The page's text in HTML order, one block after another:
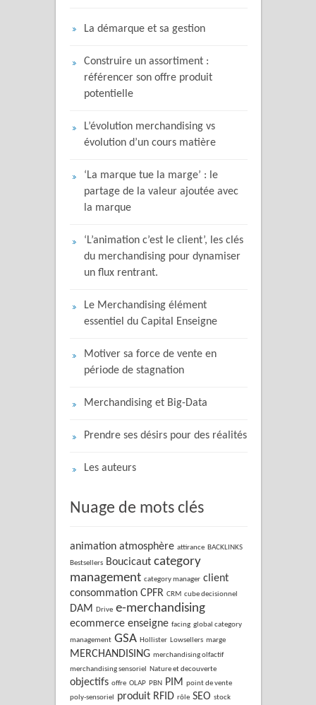
La démarque et sa gestion
Construire un assortiment :
référencer son offre produit
potentielle
L’évolution merchandising vs
évolution d’un cours matière
‘La marque tue la marge’ : le
partage de la valeur ajoutée avec
la marque
‘L’animation c’est le client’, les clés
du merchandising pour dynamiser
un flux rentrant.
Le Merchandising élément
essentiel du Capital Enseigne
Motiver sa force de vente en
période de stagnation
Merchandising et Big-Data
Prendre ses désirs pour des réalités
Les auteurs
Nuage de mots clés
animation atmosphère attirance BACKLINKS
Bestsellers Boucicaut category
management category manager client
consommation CPFR CRM cube decisionnel
DAM Drive e-merchandising
ecommerce enseigne facing global category
management GSA Hollister Lowsellers marge
MERCHANDISING merchandising olfactif
merchandising sensoriel Nature et decouverte
objectifs offre OLAP PBN PIM point de vente
poly-sensoriel produit RFID rôle SEO stock